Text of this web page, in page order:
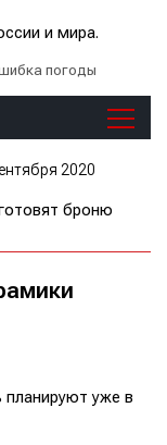
и мира.
погоды
2020
планируют уже в